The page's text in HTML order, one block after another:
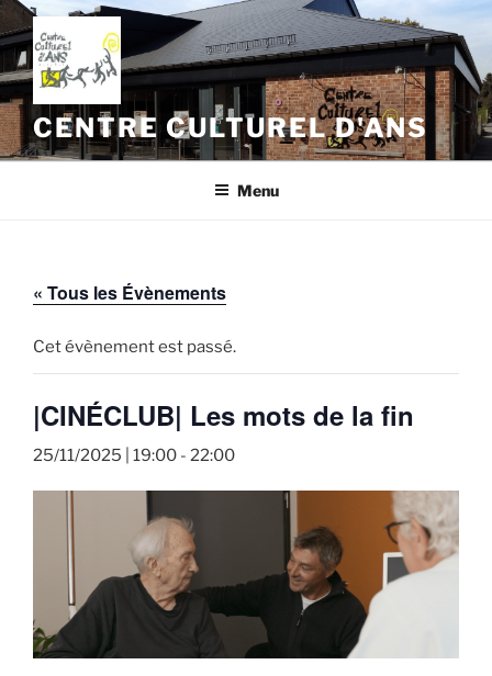
Aller
au
contenu
principal
CENTRE CULTUREL D'ANS
Menu
« Tous les Évènements
Cet évènement est passé.
|CINÉCLUB| Les mots de la fin
25/11/2025 | 19:00 - 22:00